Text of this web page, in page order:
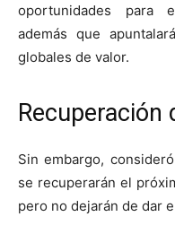
oportunidades para
además que
globales de valor.
Recuperación
Sin embargo,
se recuperarán el
pero no dejarán de dar